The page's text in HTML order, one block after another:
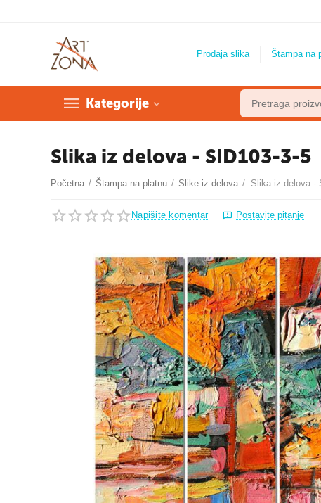
Prodaja slika Štampa na
Kategorije
Slika iz delova - SID103-3-5
Početna / Štampa na platnu / Slike iz delova / Slika iz delova -
Napišite komentar Postavite pitanje